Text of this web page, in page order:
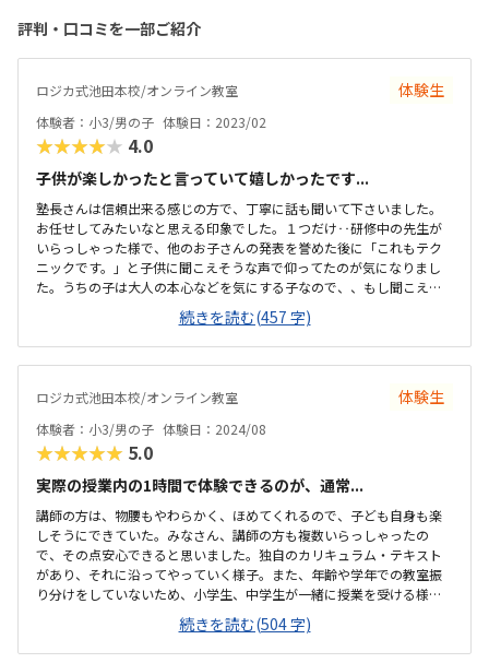
評判・口コミを一部ご紹介
ロジカ式池田本校/オンライン教室 体験生
体験者：小3/男の子 体験日：2023/02
★★★★★ 4.0
子供が楽しかったと言っていて嬉しかったです...
塾長さんは信頼出来る感じの方で、丁寧に話も聞いて下さいました。
お任せしてみたいなと思える印象でした。１つだけ‥研修中の先生が
いらっしゃった様で、他のお子さんの発表を誉めた後に「これもテク
ニックです。」と子供に聞こえそうな声で仰ってたのが気になりまし
た。うちの子は大人の本心などを気にする子なので、、もし聞こえる
とがっかりしてしまうかなと思いました。プレゼンなどは苦手かなと
思いましたが、その子のペースに合わせてくださるそうです。前に出
るのが苦手なので、ここに通う事で少しずつ自信を持てるようになる
かなと思えました。教材も子供は楽しんでいたようです。自宅から近
ませられそうで良いです。とても明るく清潔で気持ちの良い空間でし
た。子供もきれいだったと言っていました。他とも比較して、ちょう
ど良いかなと思いました。振り替えが出来るのもすごく...
続きを読む(457 字)
ロジカ式池田本校/オンライン教室 体験生
体験者：小3/男の子 体験日：2024/08
★★★★★ 5.0
実際の授業内の1時間で体験できるのが、通常...
講師の方は、物腰もやわらかく、ほめてくれるので、子ども自身も楽
しそうにできていた。みなさん、講師の方も複数いらっしゃったの
で、その点安心できると思いました。独自のカリキュラム・テキスト
があり、それに沿ってやっていく様子。また、年齢や学年での教室振
り分けをしていないため、小学生、中学生が一緒に授業を受ける様子
だった。（作業自体は、一人でやる）駅近なので、通うには便利そう
です。夕方だったため、仕事帰りの方とすれ違う程度の人通りでし
た。安全面も特に問題なさそうです。自転車は駐輪場に関しては確認
続きを読む(504 字)